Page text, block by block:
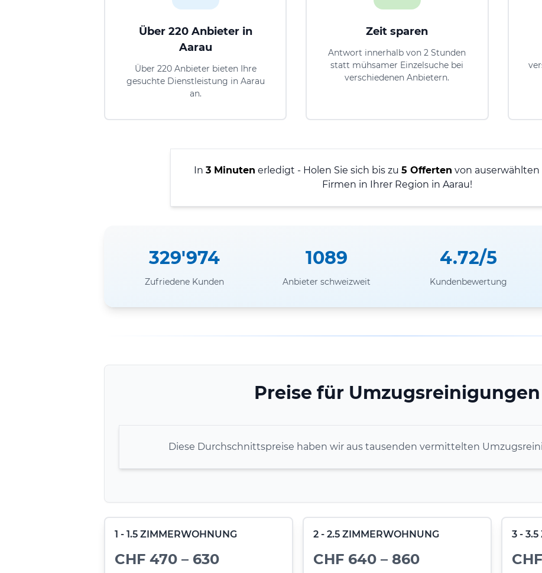
Über 220 Anbieter in
Aarau
Über 220 Anbieter bieten Ihre
gesuchte Dienstleistung in Aarau
an.
Zeit sparen
Antwort innerhalb von 2 Stunden
statt mühsamer Einzelsuche bei
verschiedenen Anbietern.
In 3 Minuten erledigt - Holen Sie sich bis zu 5 Offerten von
Firmen in Ihrer Region in Aarau!
329'974
Zufriedene Kunden
1089
Anbieter schweizweit
4.72/5
Kundenbewertung
Preise für Umzugsreinigungen
Diese Durchschnittspreise haben wir aus tausenden vermittelten
1 - 1.5 ZIMMERWOHNUNG
CHF 470 – 630
2 - 2.5 ZIMMERWOHNUNG
CHF 640 – 860
3 -